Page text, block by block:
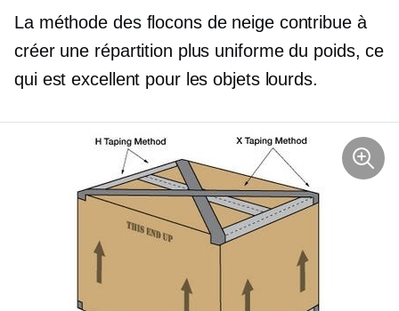
La méthode des flocons de neige contribue à
créer une répartition plus uniforme du poids, ce
qui est excellent pour les objets lourds.